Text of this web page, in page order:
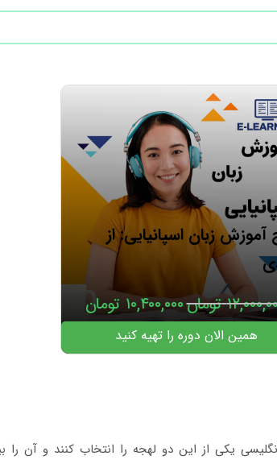
آموزش زبان اسپانیایی: از
تومان۱۰,۴۰۰,۰۰۰تومان
همین الان دوره را تهیه کنید
یکی از این دو لهجه را انتخاب کنند و آن را